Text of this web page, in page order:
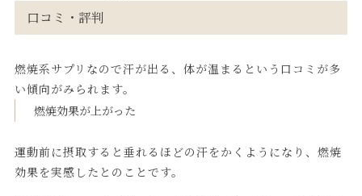
口コミ・評判
燃焼系サプリなので汗が出る、体が温まるという口コミが多
い傾向がみられます。
燃焼効果が上がった
運動前に摂取すると垂れるほどの汗をかくようになり、燃焼
効果を実感したとのことです。